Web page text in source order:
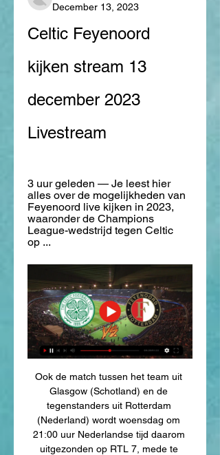
December 13, 2023
Celtic Feyenoord
kijken stream 13
december 2023
Livestream
3 uur geleden — Je leest hier
alles over de mogelijkheden van
Feyenoord live kijken in 2023,
waaronder de Champions
League-wedstrijd tegen Celtic
op ...
Ook de match tussen het team uit
Glasgow (Schotland) en de
tegenstanders uit Rotterdam
(Nederland) wordt woensdag om
21:00 uur Nederlandse tijd daarom
uitgezonden op RTL 7, mede te